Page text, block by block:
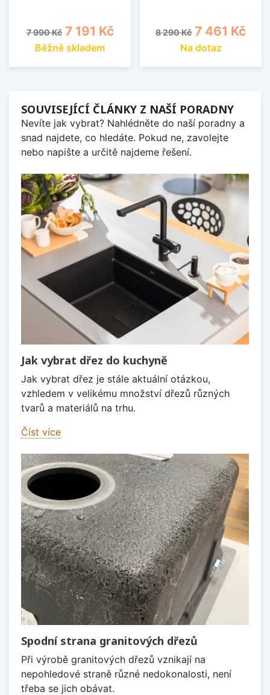
Běžná cena
7 990 Kč Cena
7 191 Kč
Běžně skladem
Běžná cena
8 290 Kč Cena
7 461 Kč
Na dotaz
SOUVISEJÍCÍ ČLÁNKY Z NAŠÍ PORADNY
Nevíte jak vybrat? Nahlédněte do naší poradny a
snad najdete, co hledáte. Pokud ne, zavolejte
nebo napište a určitě najdeme řešení.
Jak vybrat dřez do kuchyně
Jak vybrat dřez je stále aktuální otázkou,
vzhledem v velikému množství dřezů různých
tvarů a materiálů na trhu.
Číst více
Spodní strana granitových dřezů
Při výrobě granitových dřezů vznikají na
nepohledové straně různé nedokonalosti, není
třeba se jich obávat.